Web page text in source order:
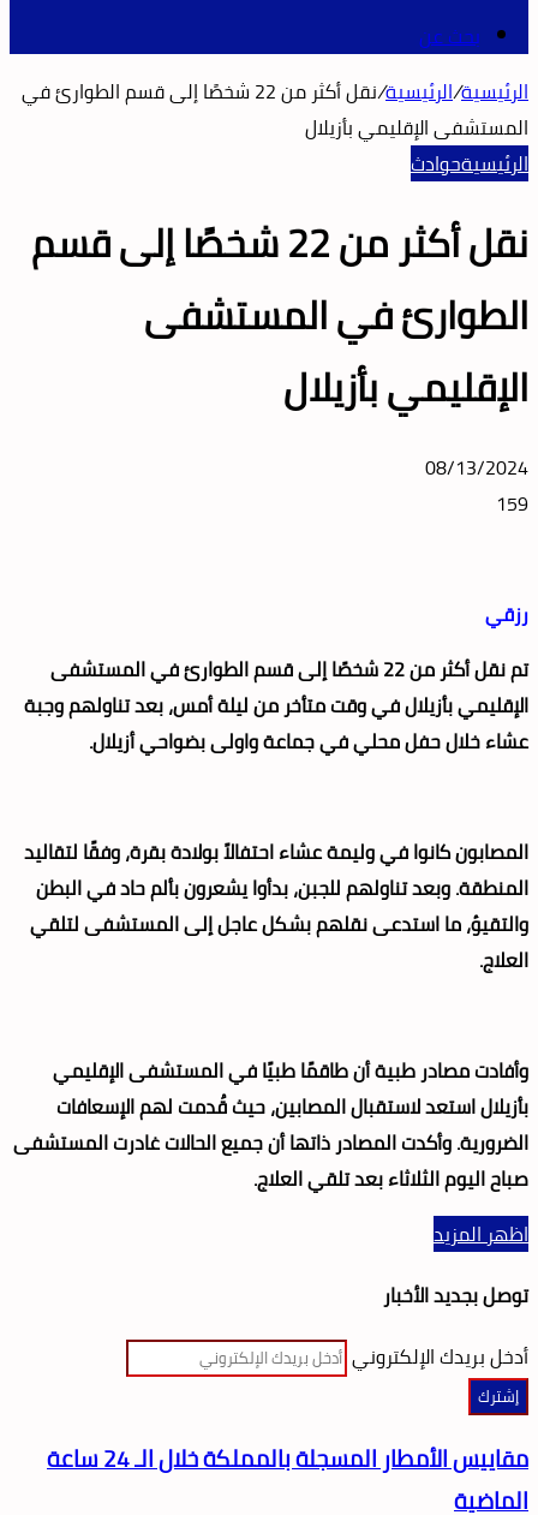
بحث عن
الرئيسية/الرئيسية/
نقل أكثر من 22 شخصًا إلى قسم الطوارئ في
المستشفى الإقليمي بأزيلال
الرئيسيةحوادث
نقل أكثر من 22 شخصًا إلى قسم
الطوارئ في المستشفى
الإقليمي بأزيلال
08/13/2024
159
رزقي
تم نقل أكثر من 22 شخصًا إلى قسم الطوارئ في المستشفى
الإقليمي بأزيلال في وقت متأخر من ليلة أمس، بعد تناولهم وجبة
عشاء خلال حفل محلي في جماعة واولى بضواحي أزيلال.
المصابون كانوا في وليمة عشاء احتفالاً بولادة بقرة، وفقًا لتقاليد
المنطقة. وبعد تناولهم للجبن، بدأوا يشعرون بألم حاد في البطن
والتقيؤ، ما استدعى نقلهم بشكل عاجل إلى المستشفى لتلقي
العلاج.
وأفادت مصادر طبية أن طاقمًا طبيًا في المستشفى الإقليمي
بأزيلال استعد لاستقبال المصابين، حيث قُدمت لهم الإسعافات
الضرورية. وأكدت المصادر ذاتها أن جميع الحالات غادرت المستشفى
صباح اليوم الثلاثاء بعد تلقي العلاج.
اظهر المزيد
توصل بجديد الأخبار
أدخل بريدك الإلكتروني
مقاييس الأمطار المسجلة بالمملكة خلال الـ 24 ساعة
الماضية